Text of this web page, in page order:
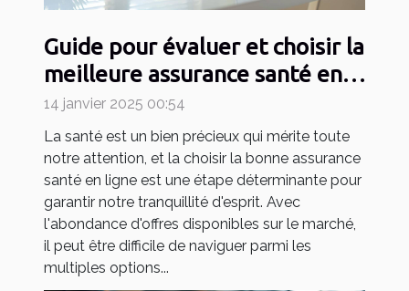
Guide pour évaluer et choisir la
meilleure assurance santé en
ligne
14 janvier 2025 00:54
La santé est un bien précieux qui mérite toute
notre attention, et la choisir la bonne assurance
santé en ligne est une étape déterminante pour
garantir notre tranquillité d'esprit. Avec
l'abondance d'offres disponibles sur le marché,
il peut être difficile de naviguer parmi les
multiples options...